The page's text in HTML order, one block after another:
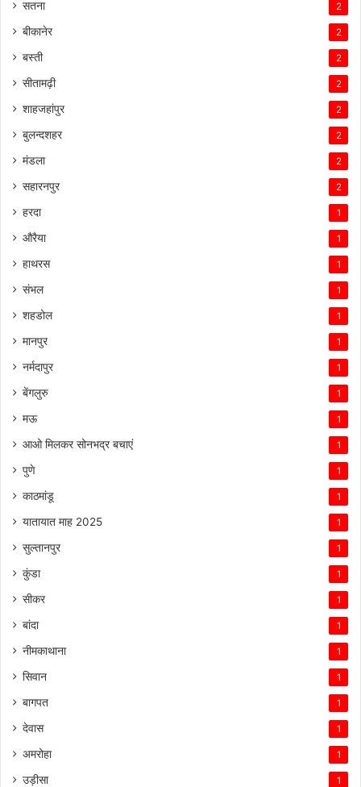
सतना 2
बीकानेर 2
बस्ती 2
सीतामढ़ी 2
शाहजहांपुर 2
बुलन्दशहर 2
मंडला 2
सहारनपुर 2
हरदा 1
औरैया 1
हाथरस 1
संभल 1
शहडोल 1
मानपुर 1
नर्मदापुर 1
बेंगलुरु 1
मऊ 1
आओ मिलकर सोनभद्र बचाएं 1
पुणे 1
काठमांडू 1
यातायात माह 2025 1
सुल्तानपुर 1
कुंडा 1
सीकर 1
बांदा 1
नीमकाथाना 1
सिवान 1
बागपत 1
देवास 1
अमरोहा 1
उड़ीसा 1